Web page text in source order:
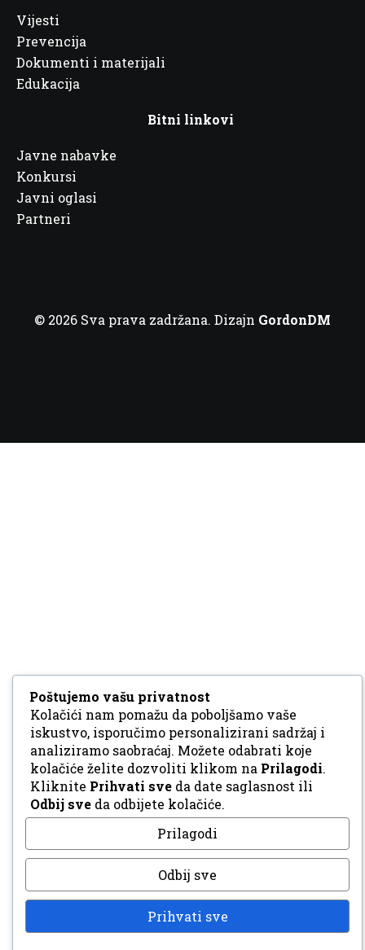
Vijesti
Prevencija
Dokumenti i materijali
Edukacija
Bitni linkovi
Javne nabavke
Konkursi
Javni oglasi
Partneri
© 2026 Sva prava zadržana. Dizajn GordonDM
Poštujemo vašu privatnost
Kolačići nam pomažu da poboljšamo vaše
iskustvo, isporučimo personalizirani sadržaj i
analiziramo saobraćaj. Možete odabrati koje
kolačiće želite dozvoliti klikom na Prilagodi.
Kliknite Prihvati sve da date saglasnost ili
Odbij sve da odbijete kolačiće.
Prilagodi
Odbij sve
Prihvati sve